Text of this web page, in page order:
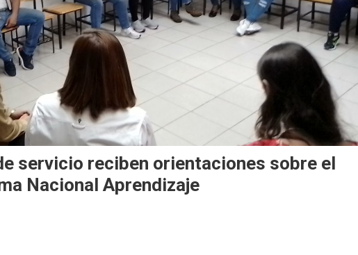
servicio reciben orientaciones sobre el
Nacional Aprendizaje